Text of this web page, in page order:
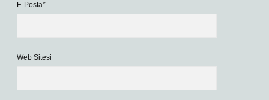
E-Posta*
Web Sitesi